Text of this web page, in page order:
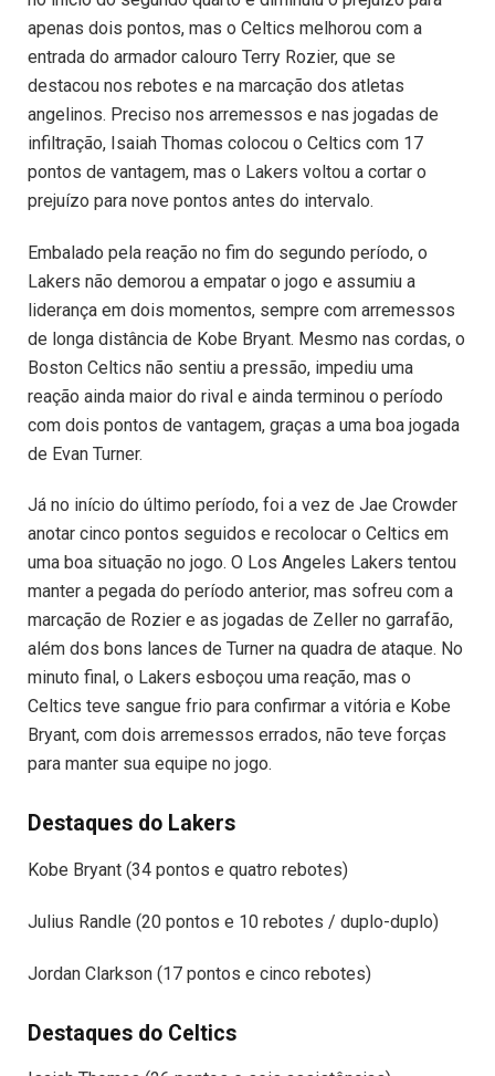
apenas dois pontos, mas o Celtics melhorou com a
entrada do armador calouro Terry Rozier, que se
destacou nos rebotes e na marcação dos atletas
angelinos. Preciso nos arremessos e nas jogadas de
infiltração, Isaiah Thomas colocou o Celtics com 17
pontos de vantagem, mas o Lakers voltou a cortar o
prejuízo para nove pontos antes do intervalo.
Embalado pela reação no fim do segundo período, o
Lakers não demorou a empatar o jogo e assumiu a
liderança em dois momentos, sempre com arremessos
de longa distância de Kobe Bryant. Mesmo nas cordas, o
Boston Celtics não sentiu a pressão, impediu uma
reação ainda maior do rival e ainda terminou o período
com dois pontos de vantagem, graças a uma boa jogada
de Evan Turner.
Já no início do último período, foi a vez de Jae Crowder
anotar cinco pontos seguidos e recolocar o Celtics em
uma boa situação no jogo. O Los Angeles Lakers tentou
manter a pegada do período anterior, mas sofreu com a
marcação de Rozier e as jogadas de Zeller no garrafão,
além dos bons lances de Turner na quadra de ataque. No
minuto final, o Lakers esboçou uma reação, mas o
Celtics teve sangue frio para confirmar a vitória e Kobe
Bryant, com dois arremessos errados, não teve forças
para manter sua equipe no jogo.
Destaques do Lakers
Kobe Bryant (34 pontos e quatro rebotes)
Julius Randle (20 pontos e 10 rebotes / duplo-duplo)
Jordan Clarkson (17 pontos e cinco rebotes)
Destaques do Celtics